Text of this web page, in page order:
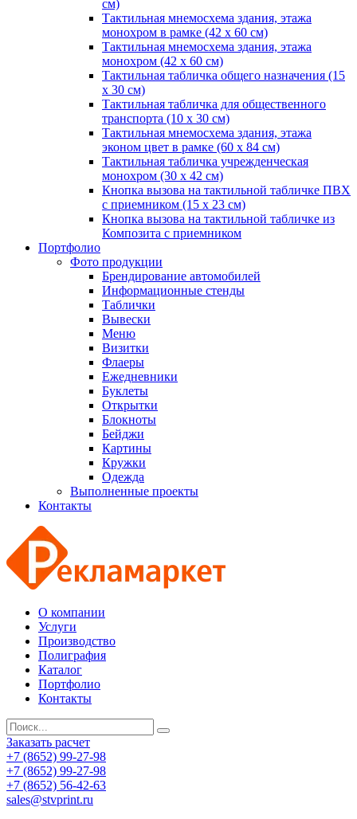
см)
Тактильная мнемосхема здания, этажа
монохром в рамке (42 х 60 см)
Тактильная мнемосхема здания, этажа
монохром (42 х 60 см)
Тактильная табличка общего назначения (15
x 30 см)
Тактильная табличка для общественного
транспорта (10 x 30 см)
Тактильная мнемосхема здания, этажа
эконом цвет в рамке (60 х 84 см)
Тактильная табличка учрежденческая
монохром (30 х 42 см)
Кнопка вызова на тактильной табличке ПВХ
с приемником (15 х 23 см)
Кнопка вызова на тактильной табличке из
Композита с приемником
Портфолио
Фото продукции
Брендирование автомобилей
Информационные стенды
Таблички
Вывески
Меню
Визитки
Флаеры
Ежедневники
Буклеты
Открытки
Блокноты
Бейджи
Картины
Кружки
Одежда
Выполненные проекты
Контакты
О компании
Услуги
Производство
Полиграфия
Каталог
Портфолио
Контакты
Заказать расчет
+7 (8652) 99-27-98
+7 (8652) 99-27-98
+7 (8652) 56-42-63
sales@stvprint.ru